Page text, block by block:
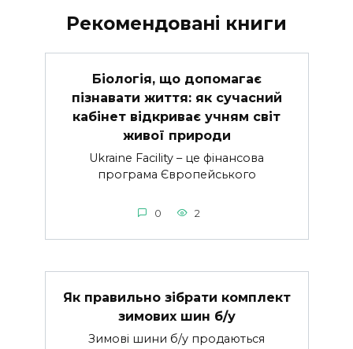
Рекомендовані книги
Біологія, що допомагає
пізнавати життя: як сучасний
кабінет відкриває учням світ
живої природи
Ukraine Facility – це фінансова
програма Європейського
0 2
Як правильно зібрати комплект
зимових шин б/у
Зимові шини б/у продаються